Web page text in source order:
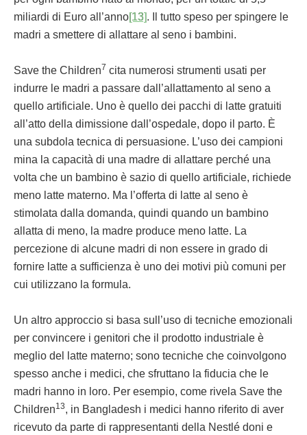
miliardi di Euro all’anno[13]. Il tutto speso per spingere le
madri a smettere di allattare al seno i bambini.
Save the Children7 cita numerosi strumenti usati per
indurre le madri a passare dall’allattamento al seno a
quello artificiale. Uno è quello dei pacchi di latte gratuiti
all’atto della dimissione dall’ospedale, dopo il parto. È
una subdola tecnica di persuasione. L’uso dei campioni
mina la capacità di una madre di allattare perché una
volta che un bambino è sazio di quello artificiale, richiede
meno latte materno. Ma l’offerta di latte al seno è
stimolata dalla domanda, quindi quando un bambino
allatta di meno, la madre produce meno latte. La
percezione di alcune madri di non essere in grado di
fornire latte a sufficienza è uno dei motivi più comuni per
cui utilizzano la formula.
Un altro approccio si basa sull’uso di tecniche emozionali
per convincere i genitori che il prodotto industriale è
meglio del latte materno; sono tecniche che coinvolgono
spesso anche i medici, che sfruttano la fiducia che le
madri hanno in loro. Per esempio, come rivela Save the
Children13, in Bangladesh i medici hanno riferito di aver
ricevuto da parte di rappresentanti della Nestlé doni e